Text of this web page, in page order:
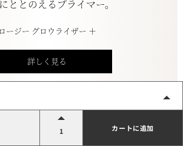
1 カートに追加
ととのえるプライマー。
ロージー グロウライザー ＋
詳しく見る